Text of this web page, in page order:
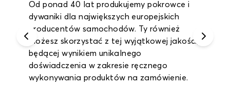
Korzystaj z rocznej gwarancji na wszystkie
dywaniki wewnętrzne i dywaniki bagażnika
oraz nawet 2-letniej gwarancji na pokrowce
na siedzenia.